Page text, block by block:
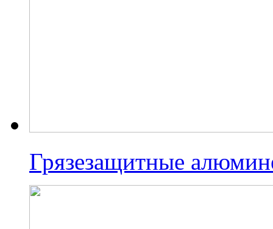
Грязезащитные